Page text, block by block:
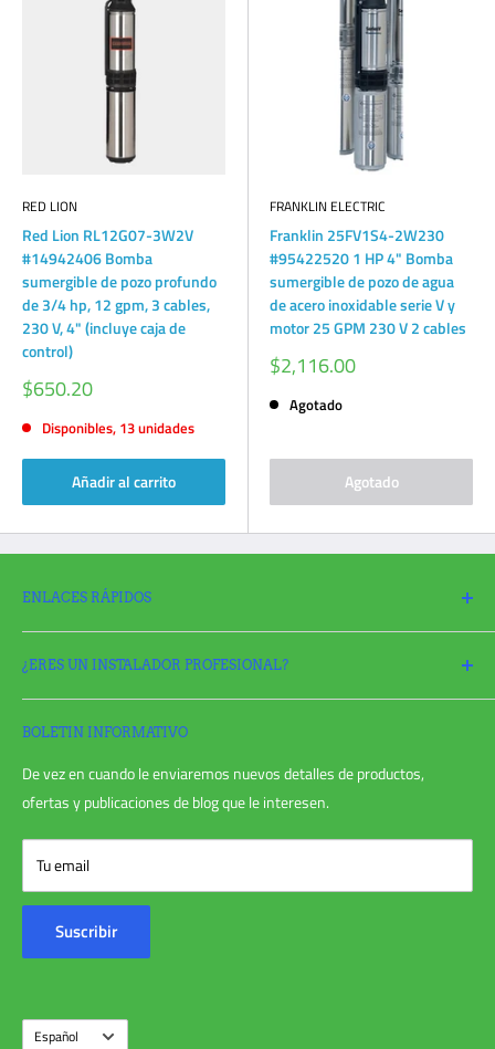
RED LION
Red Lion RL12G07-3W2V
#14942406 Bomba
sumergible de pozo profundo
de 3/4 hp, 12 gpm, 3 cables,
230 V, 4" (incluye caja de
control)
Precio
de
venta
$650.20
Disponibles, 13 unidades
Añadir al carrito
FRANKLIN ELECTRIC
Franklin 25FV1S4-2W230
#95422520 1 HP 4" Bomba
sumergible de pozo de agua
de acero inoxidable serie V y
motor 25 GPM 230 V 2 cables
Precio
de
venta
$2,116.00
Agotado
Agotado
ENLACES RÁPIDOS
Buscar
Política de devoluciones
Solicitar una devolución
Politica de reembolso
Politica de envios
política de privacidad
Entrada en el blog
Opiniones de los usuarios
Contáctenos
Sobre nosotros
BOLETIN INFORMATIVO
De vez en cuando le enviaremos nuevos detalles de productos,
ofertas y publicaciones de blog que le interesen.
Tu email
Suscribir
¿ERES UN INSTALADOR PROFESIONAL?
¡Soliciteuna cuenta Pro hoy y aproveche al máximo todas sus
necesidades de riego!
Idioma
Español